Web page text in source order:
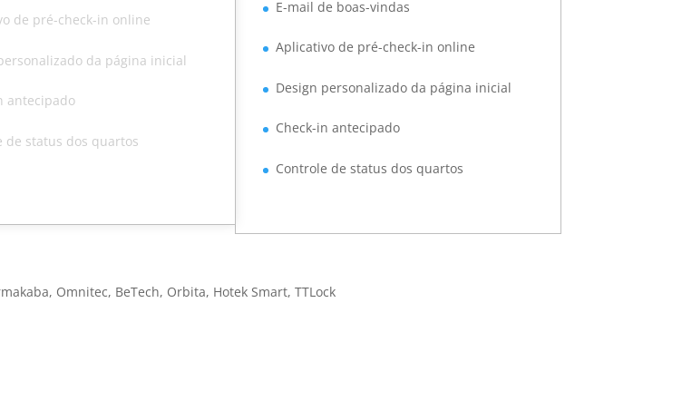
de pré-check-in online
da página inicial
antecipado
de status dos quartos
E-mail de boas-vindas
Aplicativo de pré-check-in online
Design personalizado da página inicial
Check-in antecipado
Controle de status dos quartos
Omnitec, BeTech, Orbita, Hotek Smart, TTLock